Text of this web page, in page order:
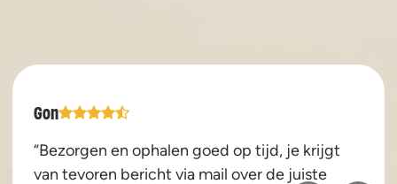
Gon
“Bezorgen en ophalen goed op tijd, je krijgt
van tevoren bericht via mail over de juiste